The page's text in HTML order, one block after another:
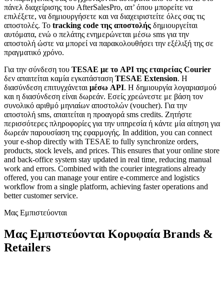
πάνελ διαχείρισης του AfterSalesPro, απ’ όπου μπορείτε να
επιλέξετε, να δημιουργήσετε και να διαχειριστείτε όλες σας τις
αποστολές. Το tracking code της αποστολής δημιουργείται
αυτόματα, ενώ ο πελάτης ενημερώνεται μέσω sms για την
αποστολή ώστε να μπορεί να παρακολουθήσει την εξέλιξή της σε
πραγματικό χρόνο.
Για την σύνδεση του TESAE με το API της εταιρείας Courier
δεν απαιτείται καμία εγκατάσταση TESAE Extension. H
διασύνδεση επιτυγχάνεται μέσω API. Η δημιουργία λογαριασμού
και η διασύνδεση είναι δωρεάν. Εσείς χρεώνεστε με βάση τον
συνολικό αριθμό μηνιαίων αποστολών (voucher). Για την
αποστολή sms, απαιτείται η προαγορά sms credits. Ζητήστε
περισσότερες πληροφορίες για την υπηρεσία ή κάντε μία αίτηση για
δωρεάν παρουσίαση της εφαρμογής. In addition, you can connect
your e-shop directly with TESAE to fully synchronize orders,
products, stock levels, and prices. This ensures that your online store
and back-office system stay updated in real time, reducing manual
work and errors. Combined with the courier integrations already
offered, you can manage your entire e-commerce and logistics
workflow from a single platform, achieving faster operations and
better customer service.
Μας Εμπιστεύονται
Μας Εμπιστεύονται Κορυφαία Brands &
Retailers